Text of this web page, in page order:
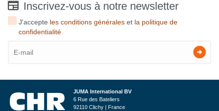
Inscrivez-vous à notre newsletter
J'accepte les conditions générales et la politique de
confidentialité
JUMA International BV
6 Rue des Bateliers
92110 Clichy | France